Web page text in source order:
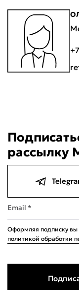
рассылку
Email *
Оформляя подписку вы
политикой обработки